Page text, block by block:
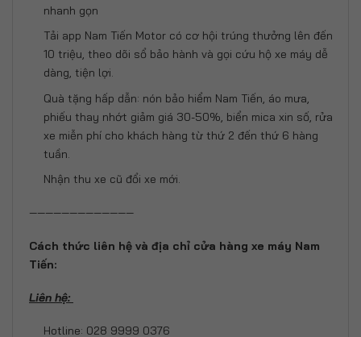
nhanh gọn
Tải app Nam Tiến Motor có cơ hội trúng thưởng lên đến
10 triệu, theo dõi sổ bảo hành và gọi cứu hộ xe máy dễ
dàng, tiện lợi.
Quà tặng hấp dẫn: nón bảo hiểm Nam Tiến, áo mưa,
phiếu thay nhớt giảm giá 30-50%, biển mica xin số, rửa
xe miễn phí cho khách hàng từ thứ 2 đến thứ 6 hàng
tuần.
Nhận thu xe cũ đổi xe mới.
—————————————
Cách thức liên hệ và địa chỉ cửa hàng xe máy Nam
Tiến:
Liên hệ:
Hotline: 028 9999 0376